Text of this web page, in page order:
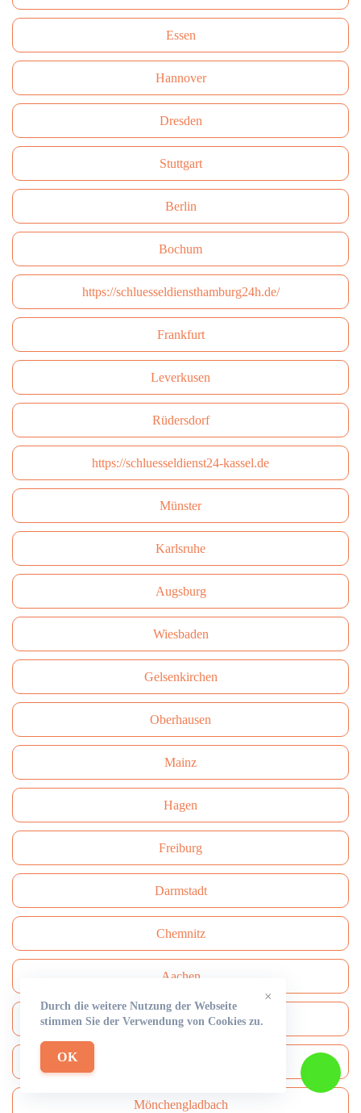
Essen
Hannover
Dresden
Stuttgart
Berlin
Bochum
https://schluesseldiensthamburg24h.de/
Frankfurt
Leverkusen
Rüdersdorf
https://schluesseldienst24-kassel.de
Münster
Karlsruhe
Augsburg
Wiesbaden
Gelsenkirchen
Oberhausen
Mainz
Hagen
Freiburg
Darmstadt
Сhemnitz
Aachen
Hamm
Mönchengladbach
×
Durch die weitere Nutzung der Webseite
stimmen Sie der Verwendung von Cookies zu.
OK